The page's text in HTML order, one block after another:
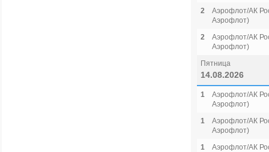
2
Аэрофлот/АК
Аэрофлот)
2
Аэрофлот/АК
Аэрофлот)
Пятница
14.08.2026
1
Аэрофлот/АК
Аэрофлот)
1
Аэрофлот/АК
Аэрофлот)
1
Аэрофлот/АК